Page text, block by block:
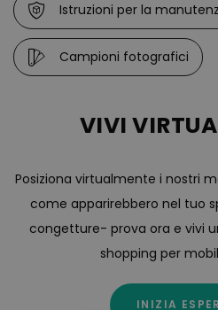
Istruzioni per la
Campioni fotografici
VIVI
Posiziona virtualmente i nostri
come apparirebbero nel tuo
congetture- prova ora e vivi
shopping per
INIZIA